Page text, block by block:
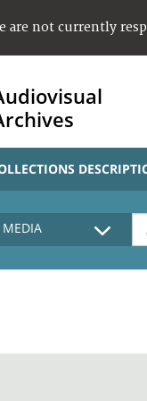
are not currently
MEDIA